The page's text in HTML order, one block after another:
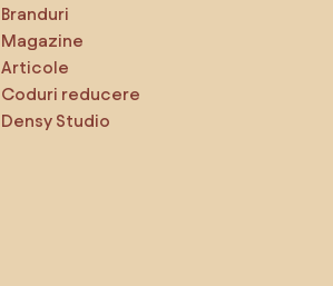
Branduri
Magazine
Articole
Coduri reducere
Densy Studio